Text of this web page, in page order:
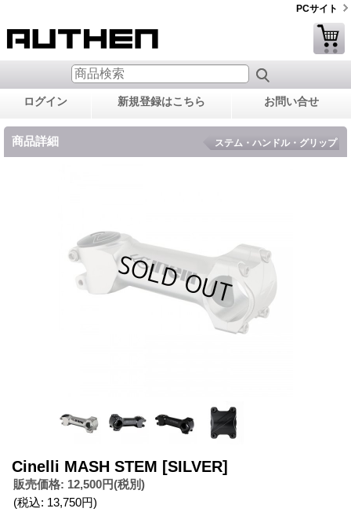
PCサイト
ログイン 新規登録はこちら お問い合せ
商品詳細 ステム・ハンドル・グリップ
Cinelli MASH STEM [SILVER]
販売価格: 12,500円(税別)
(税込: 13,750円)